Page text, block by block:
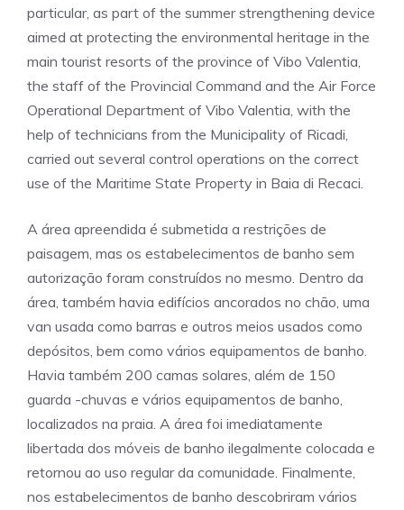
particular, as part of the summer strengthening device
aimed at protecting the environmental heritage in the
main tourist resorts of the province of Vibo Valentia,
the staff of the Provincial Command and the Air Force
Operational Department of Vibo Valentia, with the
help of technicians from the Municipality of Ricadi,
carried out several control operations on the correct
use of the Maritime State Property in Baia di Recaci.
A área apreendida é submetida a restrições de
paisagem, mas os estabelecimentos de banho sem
autorização foram construídos no mesmo. Dentro da
área, também havia edifícios ancorados no chão, uma
van usada como barras e outros meios usados como
depósitos, bem como vários equipamentos de banho.
Havia também 200 camas solares, além de 150
guarda -chuvas e vários equipamentos de banho,
localizados na praia. A área foi imediatamente
libertada dos móveis de banho ilegalmente colocada e
retornou ao uso regular da comunidade. Finalmente,
nos estabelecimentos de banho descobriram vários